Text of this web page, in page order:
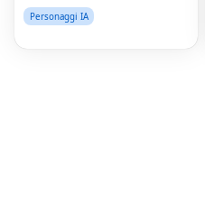
Personaggi IA